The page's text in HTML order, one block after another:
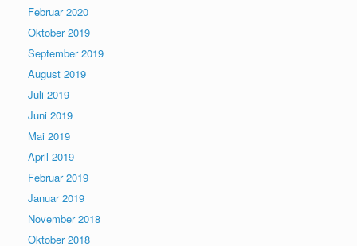
Februar 2020
Oktober 2019
September 2019
August 2019
Juli 2019
Juni 2019
Mai 2019
April 2019
Februar 2019
Januar 2019
November 2018
Oktober 2018